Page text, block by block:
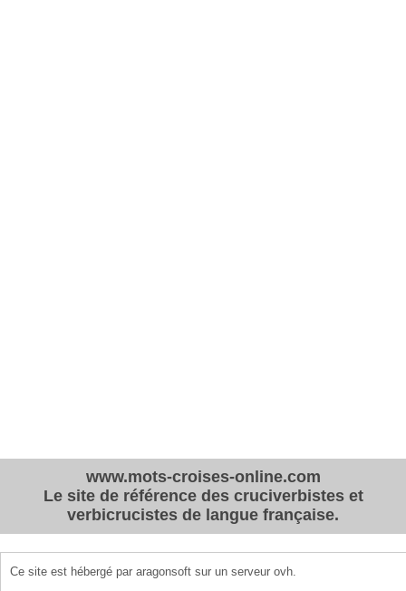
www.mots-croises-online.com
Le site de référence des cruciverbistes et
verbicrucistes de langue française.